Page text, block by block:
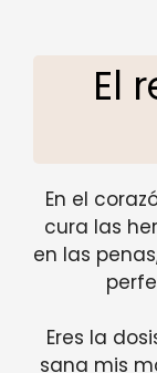
El
En el
cura las
en las
Eres la
sana mis